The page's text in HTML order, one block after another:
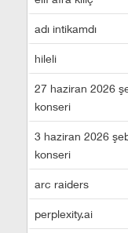
adı intikamdı
hileli
27 haziran 2026
konseri
3 haziran 2026
konseri
arc raiders
perplexity.ai